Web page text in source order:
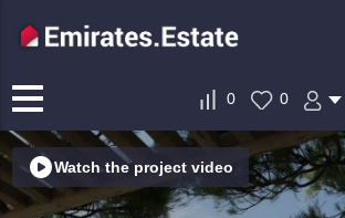
0 0
Watch the project video